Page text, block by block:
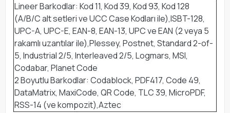
Lineer Barkodlar: Kod 11, Kod 39, Kod 93, Kod 128
(A/B/C alt setleri ve UCC Case Kodları ile),ISBT-128,
UPC-A, UPC-E, EAN-8, EAN-13, UPC ve EAN (2 veya 5
rakamlı uzantılar ile),Plessey, Postnet, Standard 2-of-
5, Industrial 2/5, Interleaved 2/5, Logmars, MSI,
Codabar, Planet Code
2 Boyutlu Barkodlar: Codablock, PDF417, Code 49,
DataMatrix, MaxiCode, QR Code, TLC 39, MicroPDF,
RSS-14 (ve kompozit),Aztec